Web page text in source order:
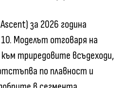
за 2026 година
Моделът отговаря на
триредовите всъдеходи,
по плавност и